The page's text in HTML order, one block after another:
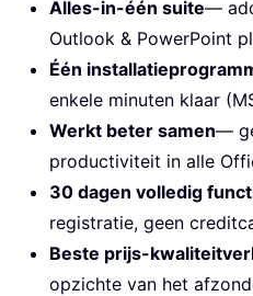
Alles-in-één suite—
Outlook & PowerPoint
Één
enkele minuten klaar
Werkt beter samen—
productiviteit in alle
30 dagen volledig
registratie, geen
Beste prijs-
opzichte van het